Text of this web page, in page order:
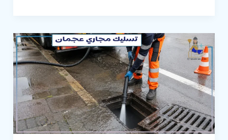
القيوين
للايجار
00201030714434